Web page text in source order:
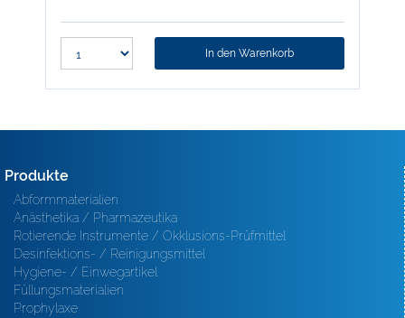
In den Warenkorb
Produkte
Abformmaterialien
Anästhetika / Pharmazeutika
Rotierende Instrumente / Okklusions-Prüfmittel
Desinfektions- / Reinigungsmittel
Hygiene- / Einwegartikel
Füllungsmaterialien
Prophylaxe